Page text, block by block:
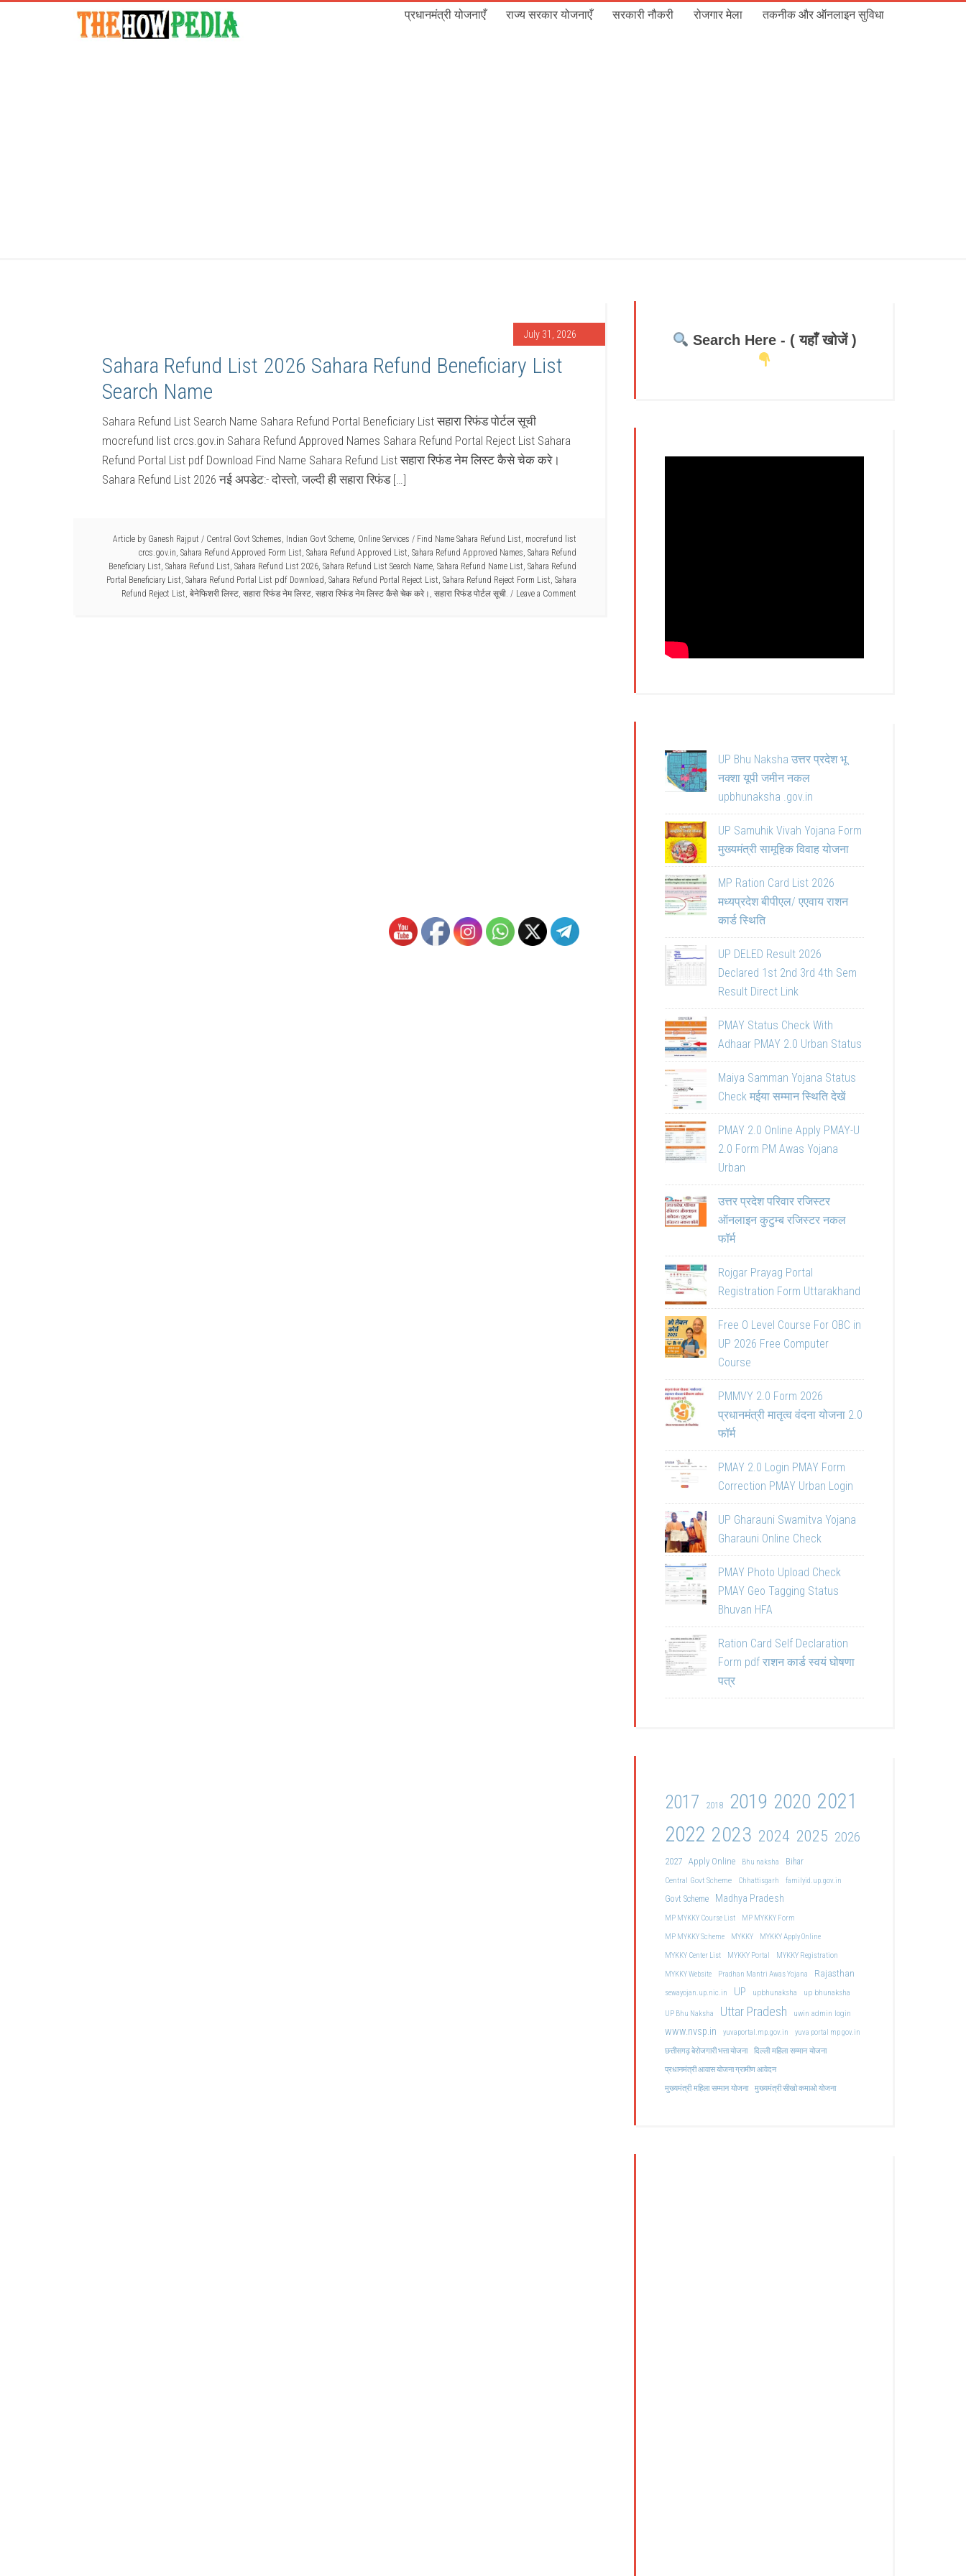
प्रधानमंत्री योजनाएँ राज्य सरकार योजनाएँ सरकारी नौकरी रोजगार मेला तकनीक और ऑनलाइन सुविधा
July 31, 2026
Sahara Refund List 2026 Sahara Refund Beneficiary List
Search Name
Sahara Refund List Search Name Sahara Refund Portal Beneficiary List सहारा रिफंड पोर्टल सूची
mocrefund list crcs.gov.in Sahara Refund Approved Names Sahara Refund Portal Reject List Sahara
Refund Portal List pdf Download Find Name Sahara Refund List सहारा रिफंड नेम लिस्ट कैसे चेक करे।
Sahara Refund List 2026 नई अपडेट:- दोस्तो, जल्दी ही सहारा रिफंड […]
Article by Ganesh Rajput / Central Govt Schemes, Indian Govt Scheme, Online Services / Find Name Sahara Refund List, mocrefund list
crcs.gov.in, Sahara Refund Approved Form List, Sahara Refund Approved List, Sahara Refund Approved Names, Sahara Refund
Beneficiary List, Sahara Refund List, Sahara Refund List 2026, Sahara Refund List Search Name, Sahara Refund Name List, Sahara Refund
Portal Beneficiary List, Sahara Refund Portal List pdf Download, Sahara Refund Portal Reject List, Sahara Refund Reject Form List, Sahara
Refund Reject List, बेनेफिशरी लिस्ट, सहारा रिफंड नेम लिस्ट, सहारा रिफंड नेम लिस्ट कैसे चेक करे। , सहारा रिफंड पोर्टल सूची. Leave a Comment
Search Here - ( यहाँ खोजें )
UP Bhu Naksha उत्तर प्रदेश भू
नक्शा यूपी जमीन नकल
upbhunaksha .gov.in
UP Samuhik Vivah Yojana Form
मुख्यमंत्री सामूहिक विवाह योजना
MP Ration Card List 2026
मध्यप्रदेश बीपीएल/ एएवाय राशन
कार्ड स्थिति
UP DELED Result 2026
Declared 1st 2nd 3rd 4th Sem
Result Direct Link
PMAY Status Check With
Adhaar PMAY 2.0 Urban Status
Maiya Samman Yojana Status
Check मईया सम्मान स्थिति देखें
PMAY 2.0 Online Apply PMAY-U
2.0 Form PM Awas Yojana
Urban
उत्तर प्रदेश परिवार रजिस्टर
ऑनलाइन कुटुम्ब रजिस्टर नकल
फॉर्म
Rojgar Prayag Portal
Registration Form Uttarakhand
Free O Level Course For OBC in
UP 2026 Free Computer
Course
PMMVY 2.0 Form 2026
प्रधानमंत्री मातृत्व वंदना योजना 2.0
फॉर्म
PMAY 2.0 Login PMAY Form
Correction PMAY Urban Login
UP Gharauni Swamitva Yojana
Gharauni Online Check
PMAY Photo Upload Check
PMAY Geo Tagging Status
Bhuvan HFA
Ration Card Self Declaration
Form pdf राशन कार्ड स्वयं घोषणा
पत्र
2017 2018 2019 2020 2021
2022 2023 2024 2025 2026
2027 Apply Online Bhu naksha
Bihar
Central Govt Scheme
Chhattisgarh familyid.up.gov.in
Govt Scheme Madhya Pradesh
MP MYKKY Course List
MP MYKKY Form
MP MYKKY Scheme
MYKKY
MYKKY Apply Online
MYKKY Center List
MYKKY Portal
MYKKY Registration
MYKKY Website
Pradhan Mantri Awas Yojana Rajasthan
sewayojan.up.nic.in UP upbhunaksha up bhunaksha
UP Bhu Naksha Uttar Pradesh uwin admin login
www.nvsp.in yuvaportal.mp.gov.in
yuva portal mp gov.in
छत्तीसगढ़ बेरोजगारी भत्ता योजना
दिल्ली महिला सम्मान योजना
प्रधानमंत्री आवास योजना ग्रामीण आवेदन
मुख्यमंत्री महिला सम्मान योजना मुख्यमंत्री सीखो कमाओ योजना